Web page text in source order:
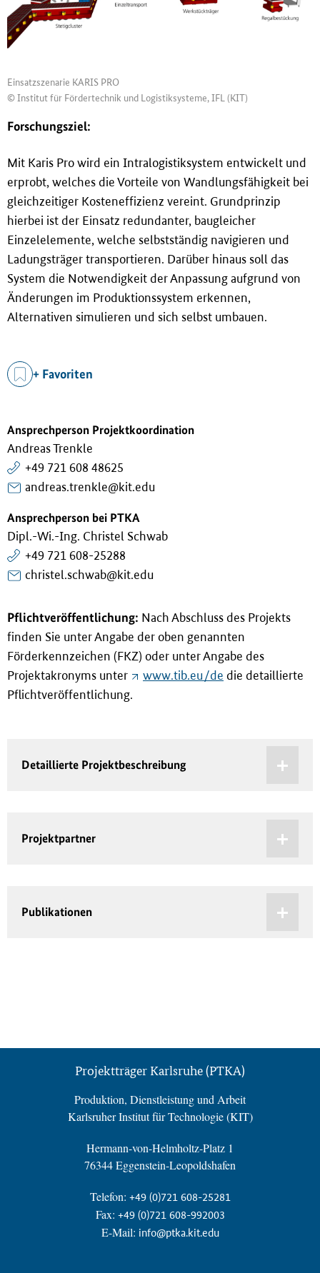
Einsatzszenarie KARIS PRO
© Institut für Fördertechnik und Logistiksysteme, IFL (KIT)
Forschungsziel:
Mit Karis Pro wird ein Intralogistiksystem entwickelt und
erprobt, welches die Vorteile von Wandlungsfähigkeit bei
gleichzeitiger Kosteneffizienz vereint. Grundprinzip
hierbei ist der Einsatz redundanter, baugleicher
Einzelelemente, welche selbstständig navigieren und
Ladungsträger transportieren. Darüber hinaus soll das
System die Notwendigkeit der Anpassung aufgrund von
Änderungen im Produktionssystem erkennen,
Alternativen simulieren und sich selbst umbauen.
+ Favoriten
Ansprechperson Projektkoordination
Andreas Trenkle
+49 721 608 48625
andreas.trenkle@kit.edu
Ansprechperson bei PTKA
Dipl.-Wi.-Ing. Christel Schwab
+49 721 608-25288
christel.schwab@kit.edu
Pflichtveröffentlichung: Nach Abschluss des Projekts
finden Sie unter Angabe der oben genannten
Förderkennzeichen (FKZ) oder unter Angabe des
Projektakronyms unter
www.tib.eu/de die detaillierte
Pflichtveröffentlichung.
Detaillierte Projektbeschreibung
Projektpartner
Publikationen
Projektträger Karlsruhe (PTKA)
Produktion, Dienstleistung und Arbeit
Karlsruher Institut für Technologie (KIT)
Hermann-von-Helmholtz-Platz 1
76344 Eggenstein-Leopoldshafen
Telefon: +49 (0)721 608-25281
Fax: +49 (0)721 608-992003
E-Mail: info@ptka.kit.edu